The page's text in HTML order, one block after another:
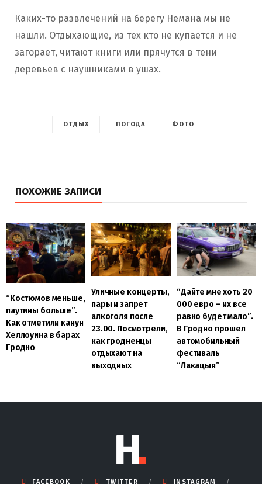
Каких-то развлечений на берегу Немана мы не
нашли. Отдыхающие, из тех кто не купается и не
загорает, читают книги или прячутся в тени
деревьев с наушниками в ушах.
ОТДЫХ ПОГОДА ФОТО
ПОХОЖИЕ ЗАПИСИ
“Костюмов меньше,
паутины больше”.
Как отметили канун
Хеллоуина в барах
Гродно
Уличные концерты,
пары и запрет
алкоголя после
23.00. Посмотрели,
как гродненцы
отдыхают на
выходных
“Дайте мне хоть 20
000 евро – их все
равно будет мало”.
В Гродно прошел
автомобильный
фестиваль
“Лакацыя”
FACEBOOK TWITTER INSTAGRAM